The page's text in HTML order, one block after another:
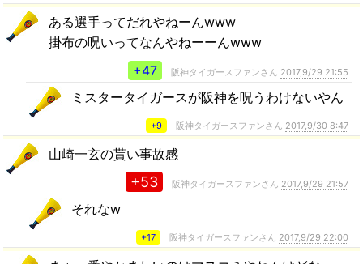
ある選手ってだれやねーんwww
掛布の呪いってなんやねーーんwww
+47
阪神タイガースファンさん 2017,9/29 21:55
ミスタータイガースが阪神を呪うわけないやん
+9 阪神タイガースファンさん 2017,9/30 8:47
山崎一玄の貰い事故感
+53 阪神タイガースファンさん 2017,9/29 21:57
それなw
+17 阪神タイガースファンさん 2017,9/29 22:00